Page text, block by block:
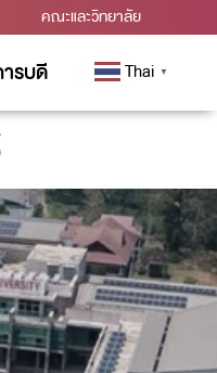
คณะและวิทยาลัย
รบดี Thai ▼